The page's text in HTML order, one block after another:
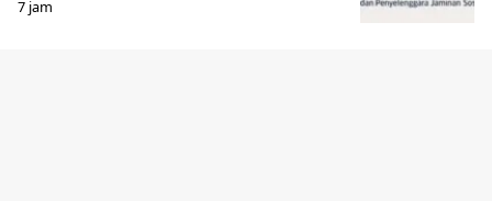
7 jam